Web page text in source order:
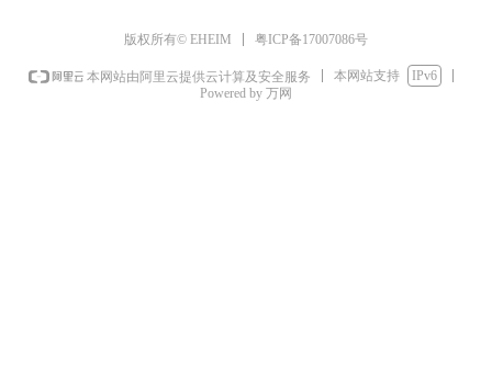
版权所有© EHEIM 粤ICP备17007086号
本网站由阿里云提供云计算及安全服务 本网站支持
IPv6
Powered by 万网